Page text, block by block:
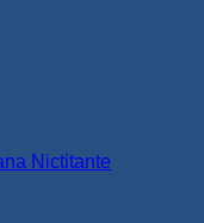
Nictitante